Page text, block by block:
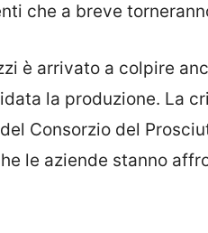
che a breve
è arrivato a colpire
la produzione. La
Consorzio del
le aziende stanno